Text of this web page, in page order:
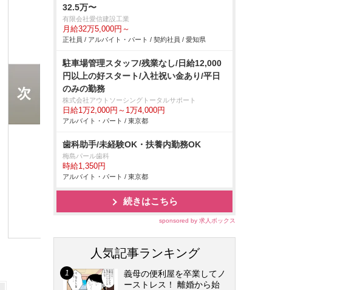
32.5万〜
有限会社愛信建設工業
月給32万5,000円～
正社員 / アルバイト・パート / 契約社員 / 愛知県
駐車場管理スタッフ/残業なし/日給12,000
円以上の好スタート/入社祝い金あり/平日
のみの勤務
株式会社アウトソーシングトータルサポート
日給1万2,000円～1万4,000円
アルバイト・パート / 東京都
歯科助手/未経験OK・扶養内勤務OK
梅島パール歯科
時給1,350円
アルバイト・パート / 東京都
続きはこちら
sponsored by 求人ボックス
人気記事ランキング
義母の便利屋を卒業してノ
ーストレス！ 離婚から始